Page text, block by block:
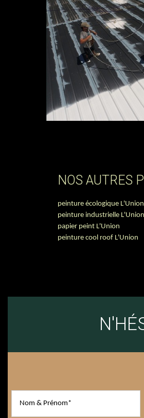
NOS AUTRES
peinture écologique L'Union
peinture industrielle L'Union
papier peint L'Union
peinture cool roof L'Union